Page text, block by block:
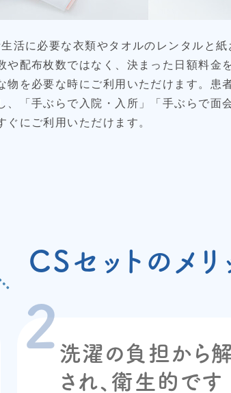
活に必要な衣類やタオルのレンタルと
や配布枚数ではなく、決まった日額料金
物を必要な時にご利用いただけます。患
、「手ぶらで入院・入所」「手ぶらで面
にご利用いただけます。
CSセットのメリ
洗濯の負担から
され、衛生的です